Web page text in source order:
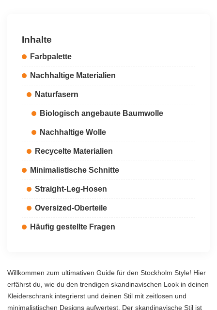
Inhalte
Farbpalette
Nachhaltige Materialien
Naturfasern
Biologisch angebaute Baumwolle
Nachhaltige Wolle
Recycelte Materialien
Minimalistische Schnitte
Straight-Leg-Hosen
Oversized-Oberteile
Häufig gestellte Fragen
Willkommen zum ultimativen Guide für den Stockholm Style! Hier
erfährst du, wie du den trendigen skandinavischen Look in deinen
Kleiderschrank integrierst und deinen Stil mit zeitlosen und
minimalistischen Designs aufwertest. Der skandinavische Stil ist